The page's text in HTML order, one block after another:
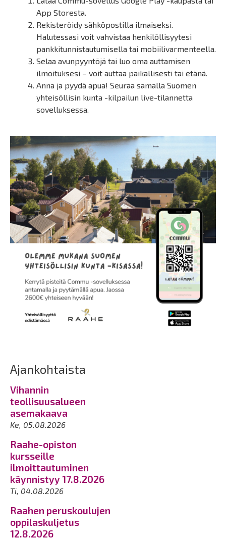
App Storesta.
Rekisteröidy sähköpostilla ilmaiseksi.
Halutessasi voit vahvistaa henkilöllisyytesi
pankkitunnistautumisella tai mobiilivarmenteella.
Selaa avunpyyntöjä tai luo oma auttamisen
ilmoituksesi – voit auttaa paikallisesti tai etänä.
Anna ja pyydä apua! Seuraa samalla Suomen
yhteisöllisin kunta -kilpailun live-tilannetta
sovelluksessa.
Ajankohtaista
Vihannin
teollisuusalueen
asemakaava
Ke, 05.08.2026
Raahe-opiston
kursseille
ilmoittautuminen
käynnistyy 17.8.2026
Ti, 04.08.2026
Raahen peruskoulujen
oppilaskuljetus
12.8.2026